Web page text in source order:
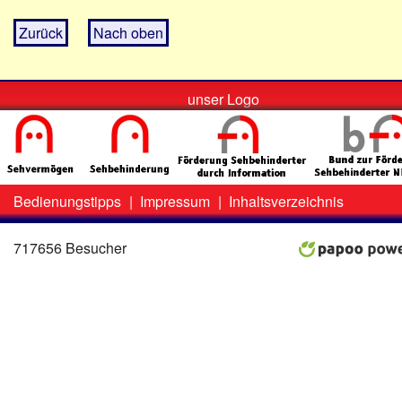
Zurück Nach oben
unser Logo
Zweit-
Menü
Bedienungstipps | Impressum | Inhaltsverzeichnis
717656 Besucher